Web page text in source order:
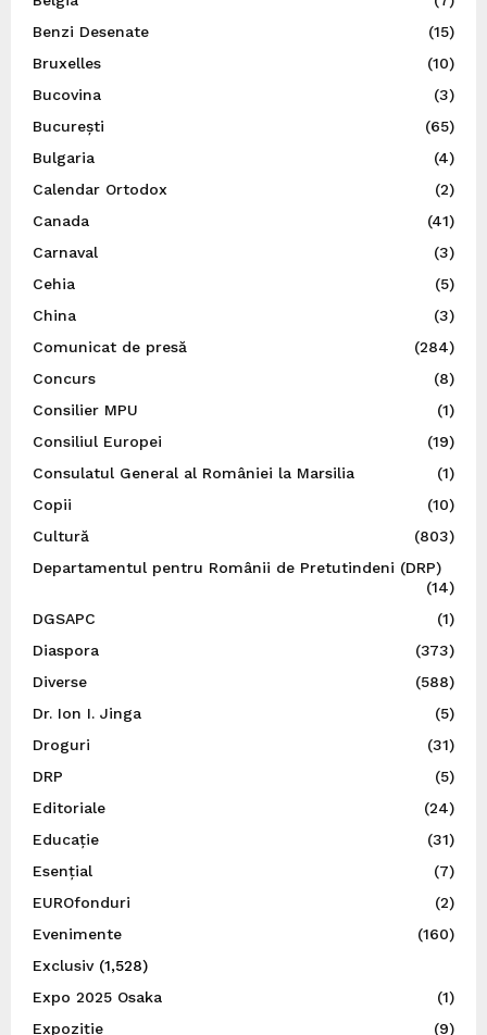
Benzi Desenate
(15)
Bruxelles
(10)
Bucovina
(3)
București
(65)
Bulgaria
(4)
Calendar Ortodox
(2)
Canada
(41)
Carnaval
(3)
Cehia
(5)
China
(3)
Comunicat de presă
(284)
Concurs
(8)
Consilier MPU
(1)
Consiliul Europei
(19)
Consulatul General al României la Marsilia
(1)
Copii
(10)
Cultură
(803)
Departamentul pentru Românii de Pretutindeni (DRP)
(14)
DGSAPC
(1)
Diaspora
(373)
Diverse
(588)
Dr. Ion I. Jinga
(5)
Droguri
(31)
DRP
(5)
Editoriale
(24)
Educație
(31)
Esențial
(7)
EUROfonduri
(2)
Evenimente
(160)
Exclusiv(1,528)
Expo 2025 Osaka
(1)
Expoziție
(9)